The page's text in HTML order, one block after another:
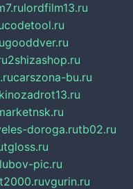
lordfilm13.ru
codetool.ru
gooddver.ru
2shizashop.ru
carszona-bu.ru
kinozadrot13.ru
doroga.rutb02.ru
lubov-pic.ru
vgurin.ru